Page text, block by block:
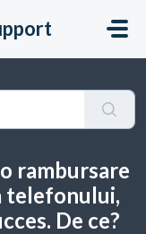
rambursare
telefonului,
De ce?